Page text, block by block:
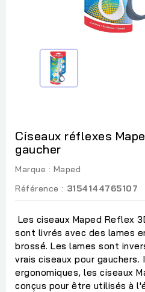
Ciseaux réflexes
gaucher
Marque : Maped
Référence : 3154144765107
Les ciseaux Maped Reflex
sont livrés avec des lames
brossé. Les lames sont
vrais ciseaux pour gauchers.
ergonomiques, les ciseaux
conçus pour être utilisés à